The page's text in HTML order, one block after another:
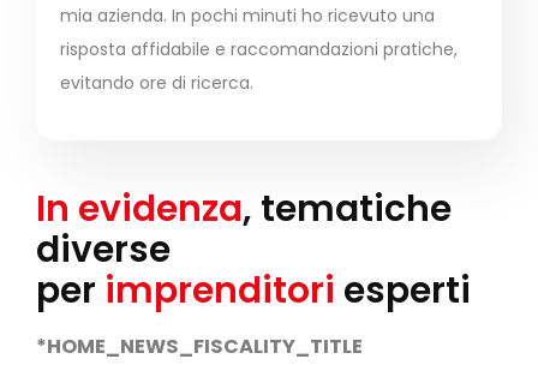
mia azienda. In pochi minuti ho ricevuto una
risposta affidabile e raccomandazioni pratiche,
evitando ore di ricerca.
In evidenza, tematiche
diverse
per imprenditori esperti
*HOME_NEWS_FISCALITY_TITLE